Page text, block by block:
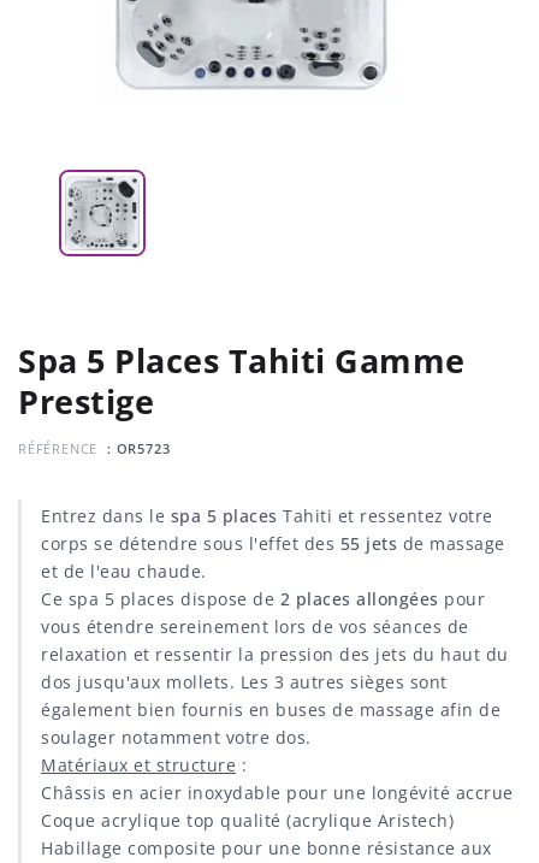
Spa 5 Places Tahiti Gamme
Prestige
RÉFÉRENCE : OR5723
Entrez dans le spa 5 places Tahiti et ressentez votre
corps se détendre sous l'effet des 55 jets de massage
et de l'eau chaude.
Ce spa 5 places dispose de 2 places allongées pour
vous étendre sereinement lors de vos séances de
relaxation et ressentir la pression des jets du haut du
dos jusqu'aux mollets. Les 3 autres sièges sont
également bien fournis en buses de massage afin de
soulager notamment votre dos.
Matériaux et structure :
Châssis en acier inoxydable pour une longévité accrue
Coque acrylique top qualité (acrylique Aristech)
Habillage composite pour une bonne résistance aux